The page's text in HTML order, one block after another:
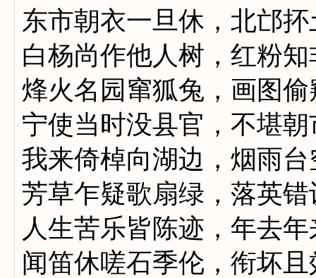
东市朝衣一旦休，北邙
白杨尚作他人树，红粉
烽火名园窜狐兔，画图
宁使当时没县官，不堪
我来倚棹向湖边，烟雨
芳草乍疑歌扇绿，落英
人生苦乐皆陈迹，年去
闻笛休嗟石季伦，衔坏